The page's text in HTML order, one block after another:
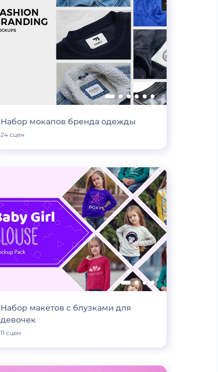
Набор мокапов бренда одежды
24 сцен
Набор макетов с блузками для
девочек
11 сцен